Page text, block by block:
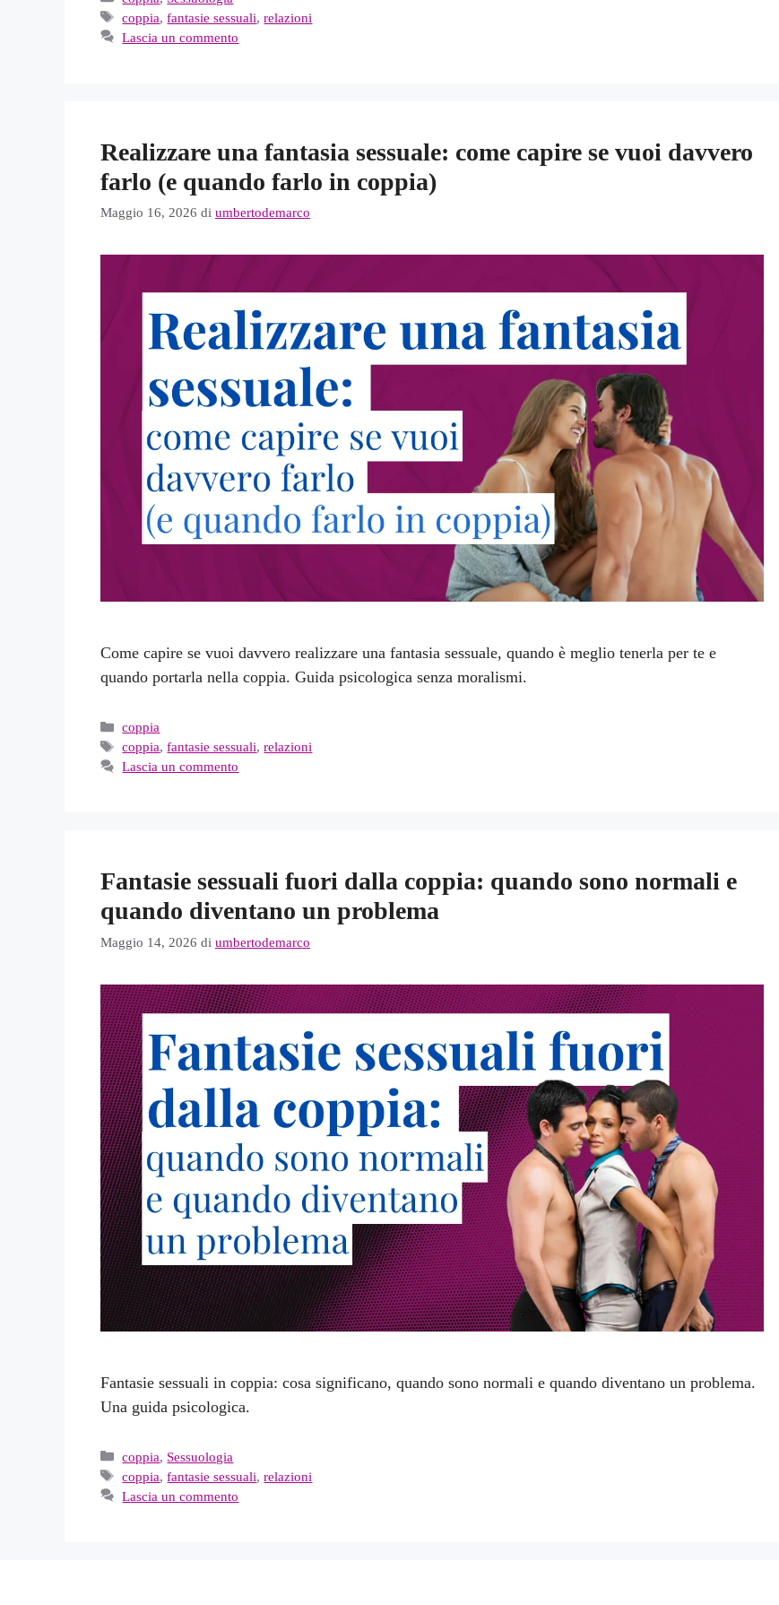
Tag
coppia,fantasie sessuali,relazioni
Lascia un commento
Realizzare una fantasia sessuale: come capire se vuoi davvero
farlo (e quando farlo in coppia)
Maggio 16, 2026 di umbertodemarco
Come capire se vuoi davvero realizzare una fantasia sessuale, quando è meglio tenerla per te e
quando portarla nella coppia. Guida psicologica senza moralismi.
Categorie
coppia
Tag
coppia,fantasie sessuali,relazioni
Lascia un commento
Fantasie sessuali fuori dalla coppia: quando sono normali e
quando diventano un problema
Maggio 14, 2026 di umbertodemarco
Fantasie sessuali in coppia: cosa significano, quando sono normali e quando diventano un problema.
Una guida psicologica.
Categorie
coppia, Sessuologia
Tag
coppia,fantasie sessuali,relazioni
Lascia un commento